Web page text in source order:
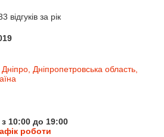
відгуків за рік
Дніпропетровська область,
10:00 до 19:00
роботи